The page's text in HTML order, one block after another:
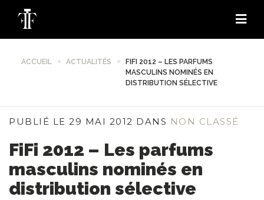
ACCUEIL ACTUALITÉS
FIFI 2012 – LES PARFUMS
MASCULINS NOMINÉS EN
DISTRIBUTION SÉLECTIVE
PUBLIÉ LE 29 MAI 2012 DANS NON CLASSÉ
FiFi 2012 – Les parfums
masculins nominés en
distribution sélective